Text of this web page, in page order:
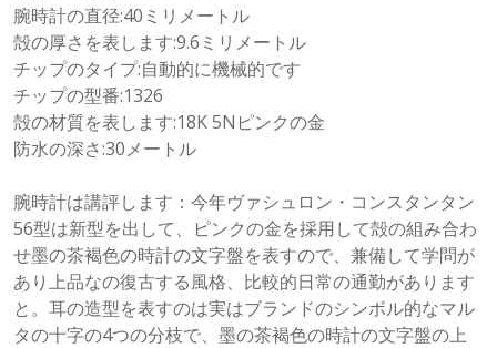
腕時計の直径:40ミリメートル
殻の厚さを表します:9.6ミリメートル
チップのタイプ:自動的に機械的です
チップの型番:1326
殻の材質を表します:18K 5Nピンクの金
防水の深さ:30メートル
腕時計は講評します：今年ヴァシュロン・コンスタンタン
56型は新型を出して、ピンクの金を採用して殻の組み合わ
せ墨の茶褐色の時計の文字盤を表すので、兼備して学問が
あり上品なの復古する風格、比較的日常の通勤があります
と。耳の造型を表すのは実はブランドのシンボル的なマル
タの十字の4つの分枝で、墨の茶褐色の時計の文字盤の上